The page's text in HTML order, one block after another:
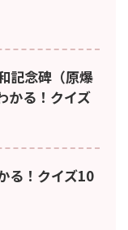
記念碑（原爆
かる！クイズ
る！クイズ10